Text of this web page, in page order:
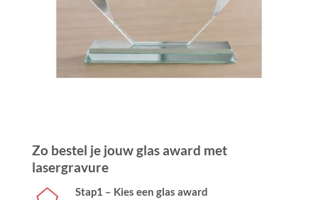
Zo bestel je jouw glas award met
lasergravure
Stap1 – Kies een glas award